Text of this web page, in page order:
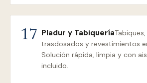
17 Pladur y Tabiquería
trasdosados y revestimientos
Solución rápida, limpia y con
incluido.